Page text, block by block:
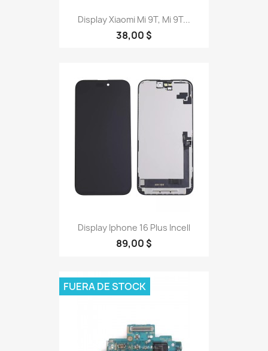
Display Xiaomi Mi 9T, Mi 9T...
38,00 $
Display Iphone 16 Plus Incell
89,00 $
FUERA DE STOCK